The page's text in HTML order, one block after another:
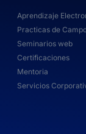
Aprendizaje
Practicas de
Seminarios web
Certificaciones
Mentoria
Servicios